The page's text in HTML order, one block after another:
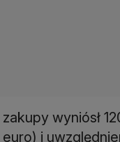
wyniósł
i